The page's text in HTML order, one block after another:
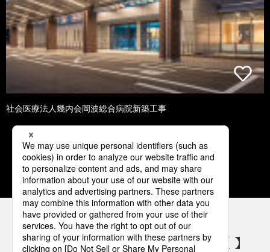
社会医療法人幾内会岡波総合病院新築工事
3 4 5 6 7
パナソニックの電気設備 SNSアカウント